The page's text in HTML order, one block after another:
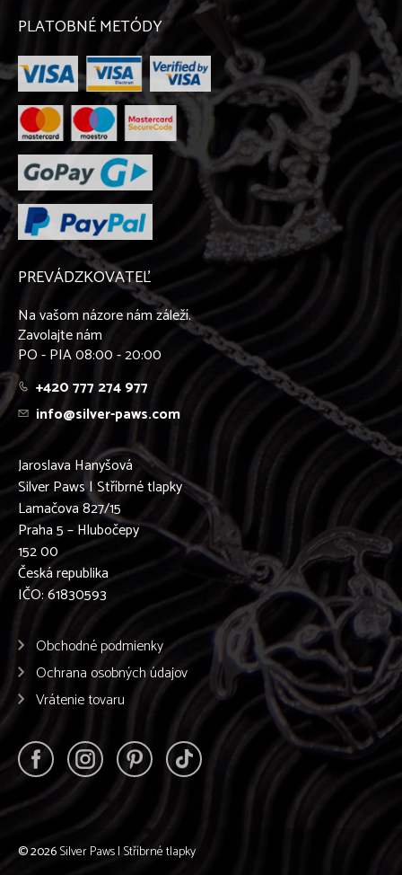
PLATOBNÉ METÓDY
PREVÁDZKOVATEĽ
Na vašom názore nám záleží.
Zavolajte nám
PO - PIA 08:00 - 20:00
+420 777 274 977
info@silver-paws.com
Jaroslava Hanyšová
Silver Paws | Stříbrné tlapky
Lamačova 827/15
Praha 5 – Hlubočepy
152 00
Česká republika
IČO: 61830593
Obchodné podmienky
Ochrana osobných údajov
Vrátenie tovaru
© 2026Silver Paws | Stříbrné tlapky